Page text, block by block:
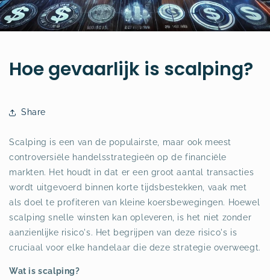
Hoe gevaarlijk is scalping?
Share
Scalping is een van de populairste, maar ook meest
controversiële handelsstrategieën op de financiële
markten. Het houdt in dat er een groot aantal transacties
wordt uitgevoerd binnen korte tijdsbestekken, vaak met
als doel te profiteren van kleine koersbewegingen. Hoewel
scalping snelle winsten kan opleveren, is het niet zonder
aanzienlijke risico's. Het begrijpen van deze risico's is
cruciaal voor elke handelaar die deze strategie overweegt.
Wat is scalping?